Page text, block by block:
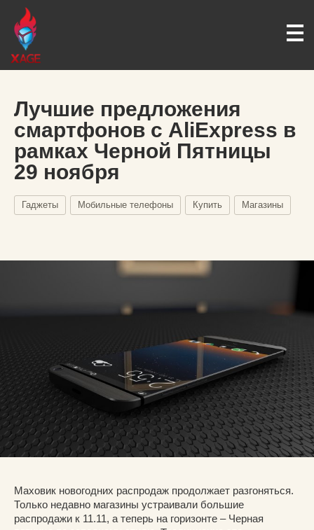
Лучшие предложения
смартфонов с AliExpress в
рамках Черной Пятницы
29 ноября
Гаджеты Мобильные телефоны Купить Магазины
Маховик новогодних распродаж продолжает разгоняться.
Только недавно магазины устраивали большие
распродажи к 11.11, а теперь на горизонте – Черная